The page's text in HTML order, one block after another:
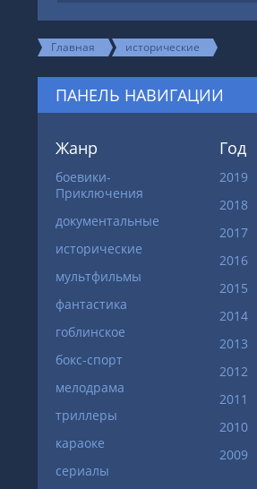
Главная исторические
ПАНЕЛЬ НАВИГАЦИИ
Жанр
боевики-
Приключения
документальные
исторические
мультфильмы
фантастика
гоблинское
бокс-спорт
мелодрама
триллеры
караоке
сериалы
Год
2019
2018
2017
2016
2015
2014
2013
2012
2011
2010
2009